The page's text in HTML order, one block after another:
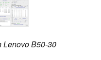
Lenovo B50-30